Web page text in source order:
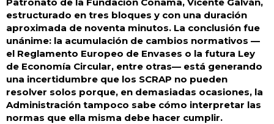
estructurado en tres bloques y con una duración
aproximada de noventa minutos. La conclusión fue
unánime: la acumulación de cambios normativos —
el Reglamento Europeo de Envases o la futura Ley
de Economía Circular, entre otras— está generando
una incertidumbre que los SCRAP no pueden
resolver solos porque, en demasiadas ocasiones, la
Administración tampoco sabe cómo interpretar las
normas que ella misma debe hacer cumplir.